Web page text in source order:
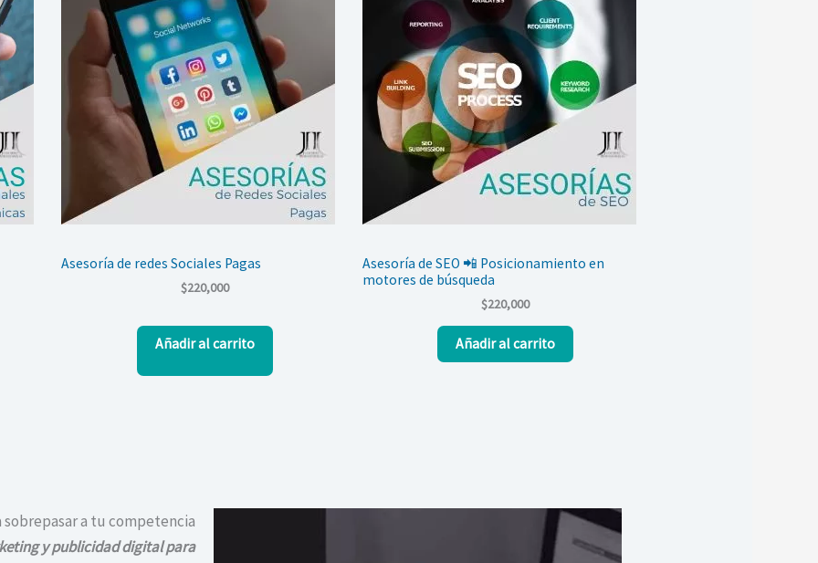
Asesoría de redes Sociales Pagas
$220,000
Añadir al carrito
Asesoría de SEO 📲 Posicionamiento en
motores de búsqueda
$220,000
Añadir al carrito
sobrepasar a tu competencia
y publicidad digitalpara